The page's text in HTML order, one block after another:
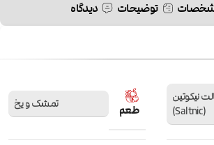
توضیحات دیدگاه
نیکوتین
(Saltnic)
طعم تمشک و یخ